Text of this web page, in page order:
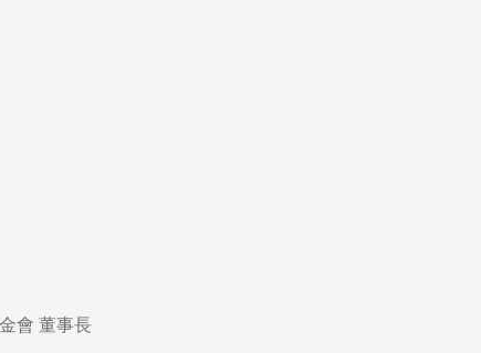
會 董事長